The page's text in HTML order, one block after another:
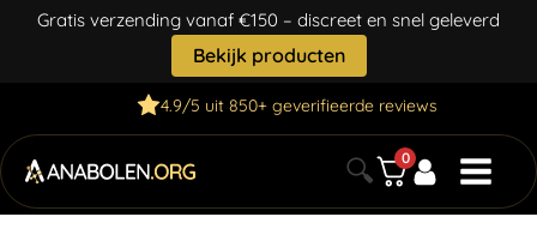
Gratis verzending vanaf €150 – discreet en snel geleverd
Bekijk producten
4.9/5 uit 850+ geverifieerde reviews
🔍 0